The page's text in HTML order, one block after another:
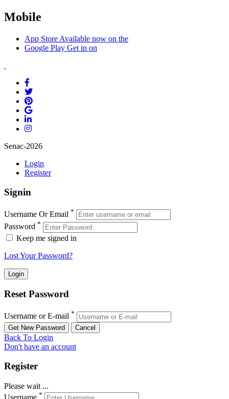
Mobile
App Store Available now on the
Google Play Get in on
Senac-2026
Login
Register
Signin
Username Or Email *
Password *
Keep me signed in
Lost Your Password?
Reset Password
Username or E-mail *
Back To Login
Don't have an account
Register
Please wait ...
*